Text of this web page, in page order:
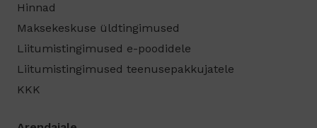
Hinnad
Maksekeskuse üldtingimused
Liitumistingimused e-poodidele
Liitumistingimused teenusepakkujatele
KKK